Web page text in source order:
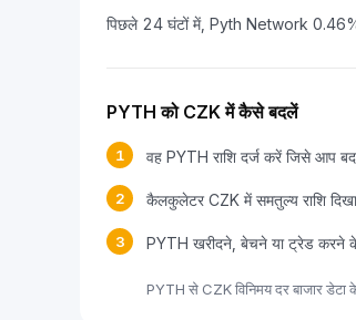
पिछले 24 घंटों में, Pyth Network
PYTH को CZK में कैसे बदलें
1 वह PYTH राशि दर्ज करें जिसे आप
2 कैलकुलेटर CZK में समतुल्य राशि
3 PYTH खरीदने, बेचने या ट्रेड करने
PYTH से CZK विनिमय दर बाजार डेटा